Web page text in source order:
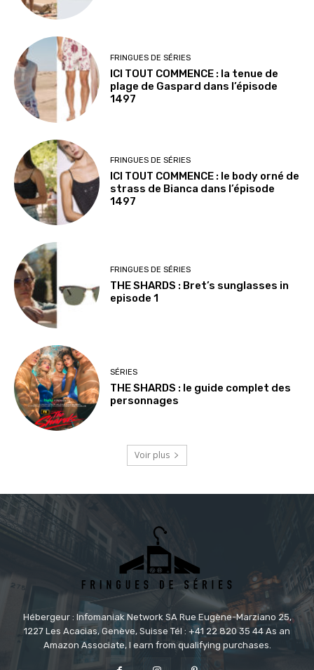
FRINGUES DE SÉRIES
ICI TOUT COMMENCE : la tenue de
plage de Gaspard dans l’épisode
1497
FRINGUES DE SÉRIES
ICI TOUT COMMENCE : le body orné de
strass de Bianca dans l’épisode
1497
FRINGUES DE SÉRIES
THE SHARDS : Bret’s sunglasses in
episode 1
SÉRIES
THE SHARDS : le guide complet des
personnages
Voir plus
Hébergeur : Infomaniak Network SA Rue Eugène-Marziano 25,
1227 Les Acacias, Genève, Suisse Tél : +41 22 820 35 44 As an
Amazon Associate, I earn from qualifying purchases.